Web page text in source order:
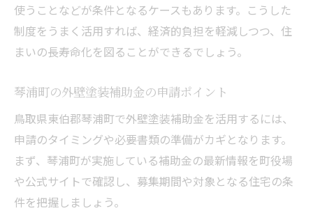
使うことなどが条件となるケースもあります。こうした
制度をうまく活用すれば、経済的負担を軽減しつつ、住
まいの長寿命化を図ることができるでしょう。
琴浦町の外壁塗装補助金の申請ポイント
鳥取県東伯郡琴浦町で外壁塗装補助金を活用するには、
申請のタイミングや必要書類の準備がカギとなります。
まず、琴浦町が実施している補助金の最新情報を町役場
や公式サイトで確認し、募集期間や対象となる住宅の条
件を把握しましょう。